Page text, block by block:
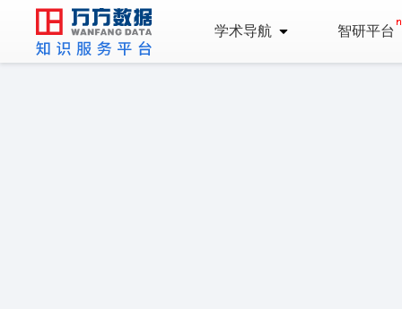
学术导航 智研平台